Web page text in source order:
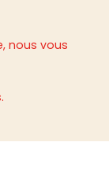
nous vous